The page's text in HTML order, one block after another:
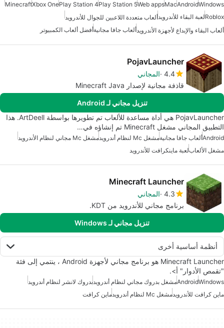
Windows
Android
Mac
Web apps
Play Station 5
Play Station 4
Xbox One
Minecraft
Robloxلعبة البقاء للأندرويدألعاب متعددة اللاعبين للجوال للأندرويد
ألعاب البقاء والإبداع لأجهزة الأندرويدألعاب جافا مجانيةأفضل ألعاب الكمبيوتر
PojavLauncher
4.4 المجاني
قاذفة مجانية لإصدار Minecraft Java
تنزيل مجاني لـ Android
PojavLauncher هي أداة مساعدة للألعاب تم تطويرها بواسطة ArtDeell. هذا
التطبيق المجاني مشغل Minecraft تم إنشاؤه في…
Androidألعاب جافا مجانيةمشغل Mc لنظام أندرويد
مشغل Mc مجاني لنظام الأندرويد
مشغل الألعابلعبة ماينكرافت للأندرويد
Minecraft Launcher
4.3 المجاني
برنامج مجاني للأندرويد من KDT.
تنزيل مجاني لـ Windows
أنظمة أساسية أخرى
Minecraft Launcher هو برنامج مجاني لأجهزة Android ، ينتمي إلى فئة
"تقمص الأدوار" أ>.
Windows
Androidمشغل بدروك مجاني لنظام أندرويدبدروك لانشر لنظام أندرويد
ماين كرافت للأندرويدمشغل Mc لنظام أندرويد ماين كرافت